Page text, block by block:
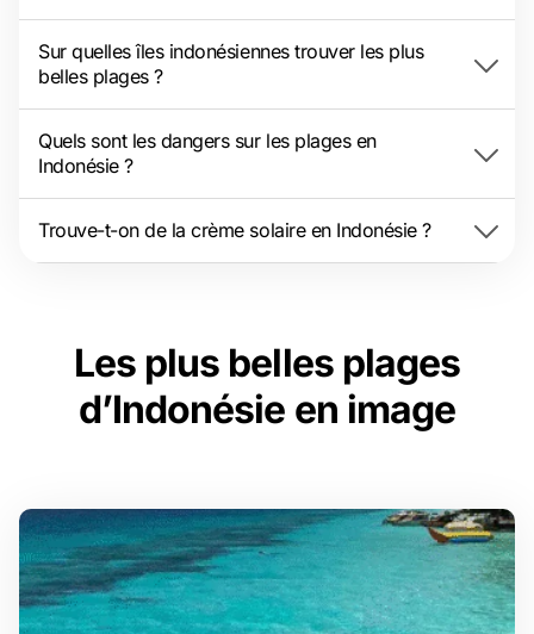
Sur quelles îles indonésiennes trouver les plus
belles plages ?
Quels sont les dangers sur les plages en
Indonésie ?
Trouve-t-on de la crème solaire en Indonésie ?
Les plus belles plages
d’Indonésie en image